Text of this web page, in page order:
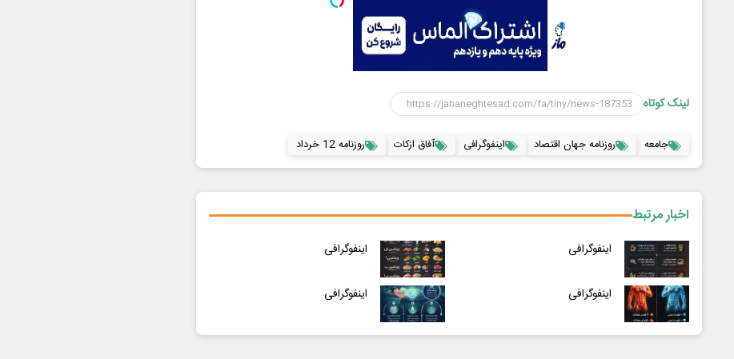
لینک کوتاه
جامعه روزنامه جهان اقتصاد اینفوگرافی آفاق ازکات روزنامه 12 خرداد
اخبار مرتبط
اینفوگرافی اینفوگرافی
اینفوگرافی اینفوگرافی